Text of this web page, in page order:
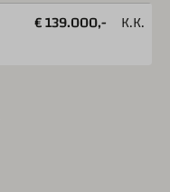
€ 139.000,- K.K.